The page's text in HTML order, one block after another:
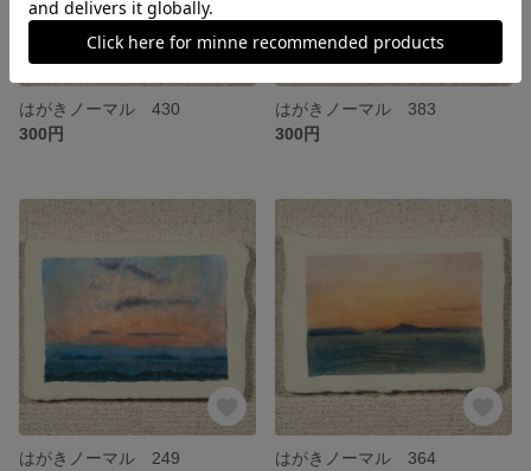
はがきノーマル 430
300円
はがきノーマル 383
300円
はがきノーマル 249
はがきノーマル 364